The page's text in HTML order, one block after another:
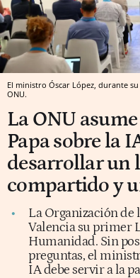
El ministro Óscar López, durante
ONU.
La ONU
Papa sobre la
desarrollar un
compartido y
La Organización de
Valencia su primer
Humanidad. Sin
preguntas, el
IA debe servir a la